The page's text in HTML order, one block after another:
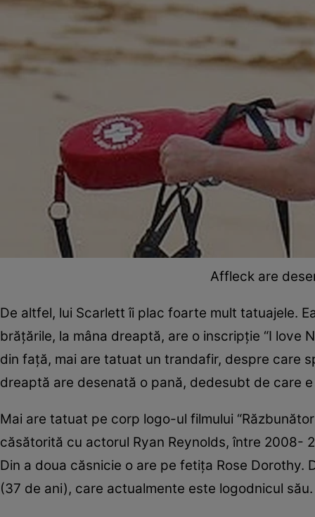
Affleck are
De altfel, lui Scarlett îi plac foarte mult tatuajele.
brăţările, la mâna dreaptă, are o inscripţie “I love
din faţă, mai are tatuat un trandafir, despre care
dreaptă are desenată o pană, dedesubt de care e
Mai are tatuat pe corp logo-ul filmului
căsătorită cu actorul Ryan Reynolds, între 2008-
Din a doua căsnicie o are pe fetiţa Rose Dorothy.
(37 de ani), care actualmente este logodnicul